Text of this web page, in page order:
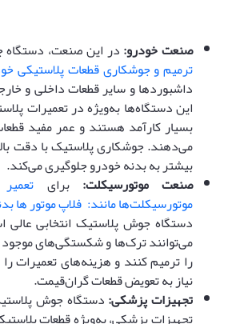
صنعت خودرو:در این صنعت،
ترمیم و جوشکاری قطعات پلاستیکی
داشبوردها و سایر قطعات داخلی و
این دستگاه‌ها به‌ویژه در تعمیرات
بسیار کارآمد هستند و عمر مفید
می‌دهند. جوشکاری پلاستیک با دقت
بیشتر به بدنه خودرو جلوگیری می‌کند.
صنعت موتورسیکلت: برای
موتورسیکلت‌ها مانند: فلاپ موتور ها
دستگاه جوش پلاستیک انتخابی
می‌توانند ترک‌ها و شکستگی‌های
را ترمیم کنند و هزینه‌های تعمیرات
نیاز به تعویض قطعات گران‌قیمت.
تجهیزات پزشکی:دستگاه جوش
تجهیزات پزشکی، به‌ویژه قطعات